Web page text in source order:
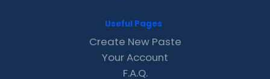
Useful Pages
Create New Paste
Your Account
F.A.Q.